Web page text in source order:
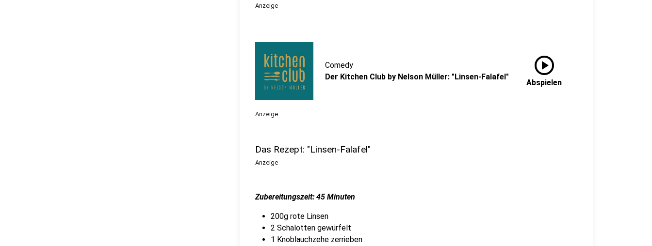
Anzeige
Comedy
Der Kitchen Club by Nelson Müller: "Linsen-Falafel"
play_circle
Abspielen
Anzeige
Das Rezept: "Linsen-Falafel"
Anzeige
Zubereitungszeit: 45 Minuten
200g rote Linsen
2 Schalotten gewürfelt
1 Knoblauchzehe zerrieben